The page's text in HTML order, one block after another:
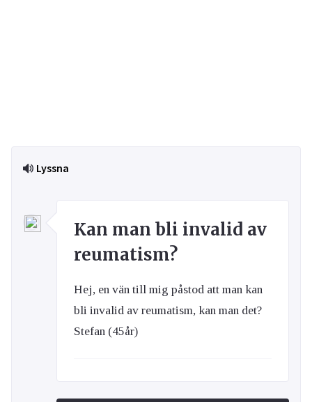
Lyssna
Kan man bli invalid av
reumatism?
Hej, en vän till mig påstod att man kan
bli invalid av reumatism, kan man det?
Stefan (45år)